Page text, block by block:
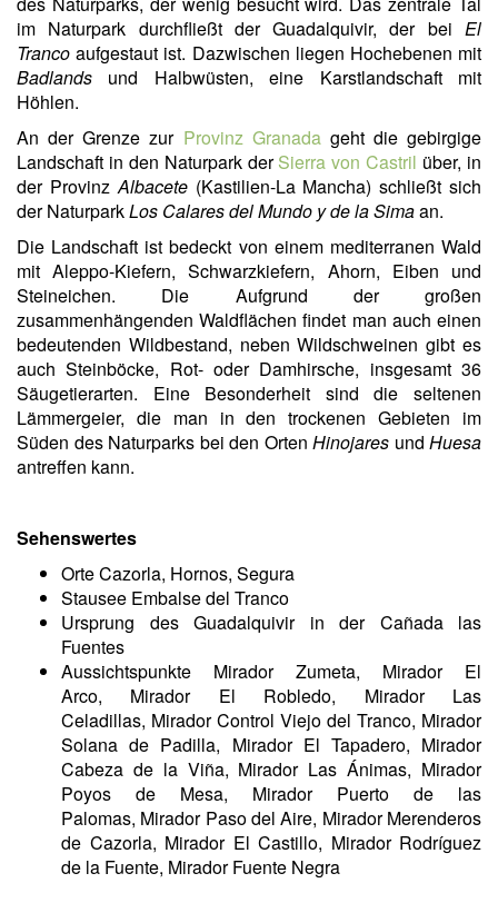
im Naturpark durchfließt der Guadalquivir, der bei El
Tranco aufgestaut ist. Dazwischen liegen Hochebenen mit
Badlands und Halbwüsten, eine Karstlandschaft mit
Höhlen.
An der Grenze zur Provinz Granadageht die gebirgige
Landschaft in den Naturpark derSierra von Castril über, in
der ProvinzAlbacete(Kastilien-La Mancha) schließt sich
der NaturparkLos Calares del Mundo y de la Simaan.
Die Landschaft ist bedeckt von einem mediterranen Wald
mit Aleppo-Kiefern, Schwarzkiefern, Ahorn, Eiben und
Steineichen. Die Aufgrund der großen
zusammenhängenden Waldflächen findet man auch einen
bedeutenden Wildbestand, neben Wildschweinen gibt es
auch Steinböcke, Rot- oder Damhirsche, insgesamt 36
Säugetierarten. Eine Besonderheit sind die seltenen
Lämmergeier, die man in den trockenen Gebieten im
Süden des Naturparks bei den Orten Hinojares und Huesa
antreffen kann.
Sehenswertes
Orte Cazorla, Hornos, Segura
Stausee Embalse del Tranco
Ursprung des Guadalquivir in der Cañada las
Fuentes
Aussichtspunkte Mirador Zumeta, Mirador El
Arco, Mirador El Robledo, Mirador Las
Celadillas, Mirador Control Viejo del Tranco, Mirador
Solana de Padilla, Mirador El Tapadero, Mirador
Cabeza de la Viña, Mirador Las Ánimas, Mirador
Poyos de Mesa, Mirador Puerto de las
Palomas, Mirador Paso del Aire, Mirador Merenderos
de Cazorla, Mirador El Castillo, Mirador Rodríguez
de la Fuente, Mirador Fuente Negra